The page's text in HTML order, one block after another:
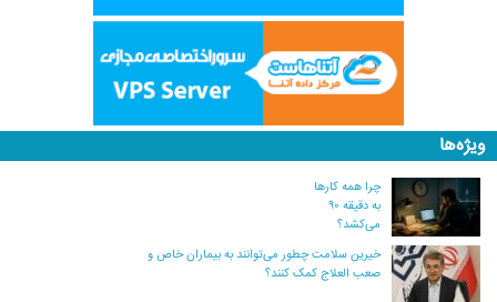
ویژه‌ها
چرا همه کارها
به دقیقه ۹۰
می‌کشد؟
خیرین سلامت چطور می‌توانند به بیماران خاص و
صعب العلاج کمک کنند؟